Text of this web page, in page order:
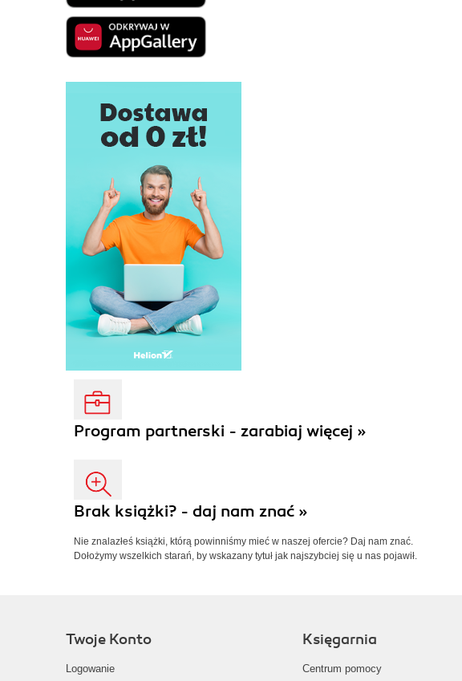
Program partnerski - zarabiaj więcej »
Brak książki? - daj nam znać »
Nie znalazłeś książki, którą powinniśmy mieć w naszej ofercie? Daj nam znać.
Dołożymy wszelkich starań, by wskazany tytuł jak najszybciej się u nas pojawił.
Twoje Konto
Logowanie
Księgarnia
Centrum pomocy